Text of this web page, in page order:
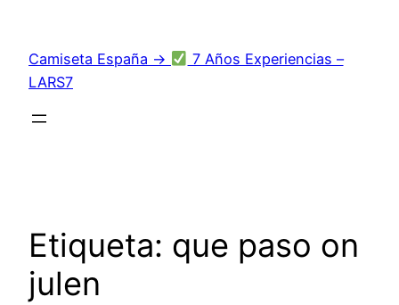
contenido
Camiseta España →
7 Años Experiencias –
LARS7
Etiqueta: que paso on
julen